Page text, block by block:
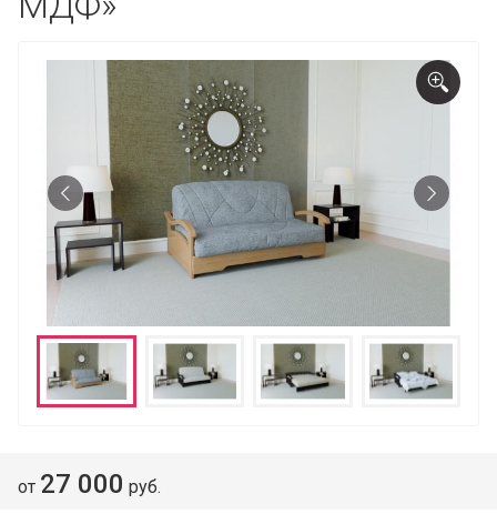
от 27 000 руб.